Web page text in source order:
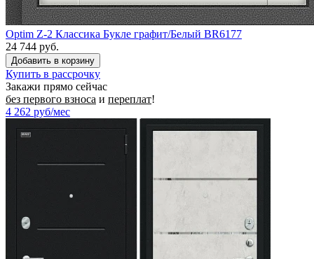
Optim Z-2 Классика Букле графит/Белый BR6177
24 744 руб.
Купить в рассрочку
Закажи прямо сейчас
без первого взноса и переплат!
4 262 руб/мес